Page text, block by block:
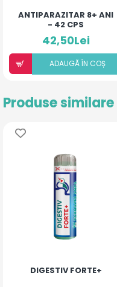
ANTIPARAZITAR 8+ ANI
- 42 CPS
42,50Lei
ADAUGÃ ÎN COȘ
Produse similare
DIGESTIV FORTE+